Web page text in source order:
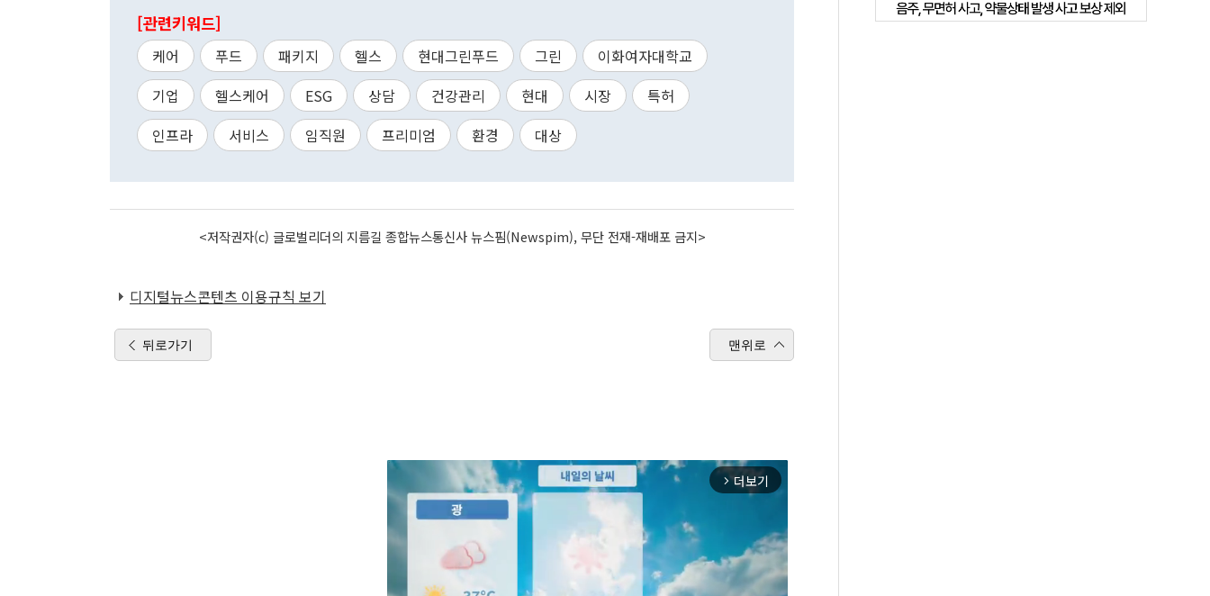
[관련키워드]
케어 푸드 패키지 헬스 현대그린푸드 그린
이화여자대학교
기업
헬스케어 ESG 상담 건강관리 현대 시장
특허
인프라
서비스 임직원 프리미엄 환경 대상
<저작권자(c) 글로벌리더의 지름길 종합뉴스통신사 뉴스핌(Newspim), 무단 전재-재배포 금지>
디지털뉴스콘텐츠 이용규칙 보기
뒤로가기 맨위로
arrow_forward_ios 더보기